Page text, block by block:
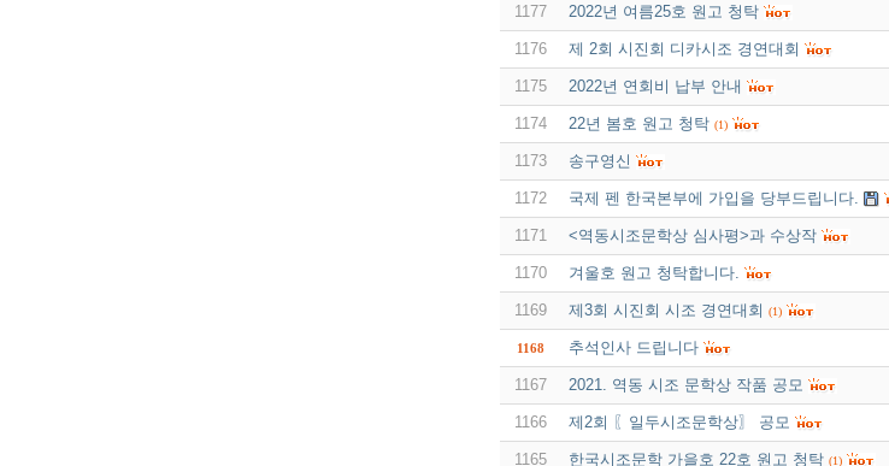
1177 2022년 여름25호 원고 청탁
1176 제 2회 시진회 디카시조 경연대회
1175 2022년 연회비 납부 안내
1174 22년 봄호 원고 청탁 (1)
1173 송구영신
1172 국제 펜 한국본부에 가입을 당부드립니다.
1171 <역동시조문학상 심사평>과 수상작
1170 겨울호 원고 청탁합니다.
1169 제3회 시진회 시조 경연대회 (1)
1168 추석인사 드립니다
1167 2021. 역동 시조 문학상 작품 공모
1166 제2회 〖일두시조문학상〗 공모
1165 한국시조문학 가을호 22호 원고 청탁 (1)